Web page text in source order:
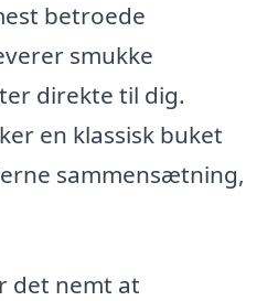
betroede
smukke
direkte til dig.
en klassisk buket
sammensætning,
det nemt at